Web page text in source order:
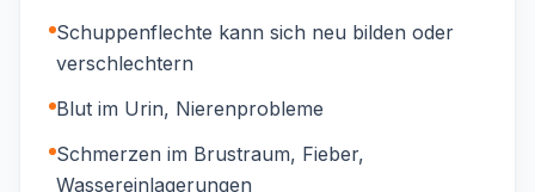
Schuppenflechte kann sich neu bilden oder
verschlechtern
Blut im Urin, Nierenprobleme
Schmerzen im Brustraum, Fieber,
Wassereinlagerungen